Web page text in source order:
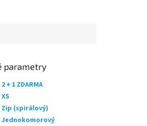
parametry
2 + 1 ZDARMA
XS
Zip (spirálový)
Jednokomorový